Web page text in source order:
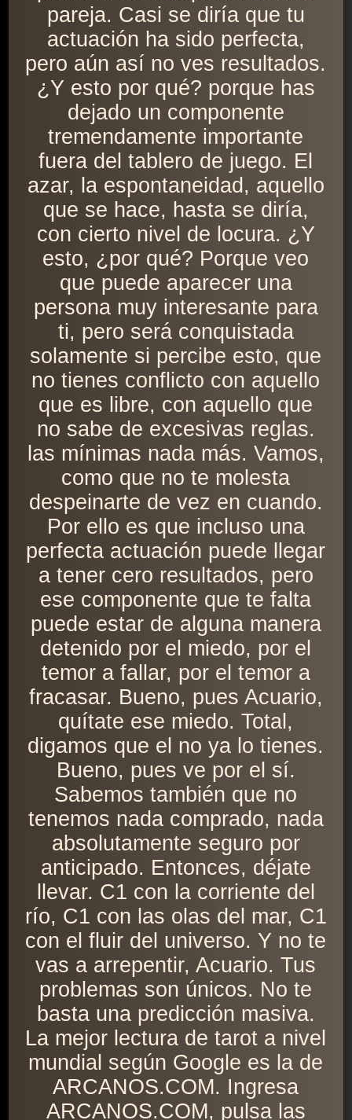
pareja. Casi se diría que tu
actuación ha sido perfecta,
pero aún así no ves resultados.
¿Y esto por qué? porque has
dejado un componente
tremendamente importante
fuera del tablero de juego. El
azar, la espontaneidad, aquello
que se hace, hasta se diría,
con cierto nivel de locura. ¿Y
esto, ¿por qué? Porque veo
que puede aparecer una
persona muy interesante para
ti, pero será conquistada
solamente si percibe esto, que
no tienes conflicto con aquello
que es libre, con aquello que
no sabe de excesivas reglas.
las mínimas nada más. Vamos,
como que no te molesta
despeinarte de vez en cuando.
Por ello es que incluso una
perfecta actuación puede llegar
a tener cero resultados, pero
ese componente que te falta
puede estar de alguna manera
detenido por el miedo, por el
temor a fallar, por el temor a
fracasar. Bueno, pues Acuario,
quítate ese miedo. Total,
digamos que el no ya lo tienes.
Bueno, pues ve por el sí.
Sabemos también que no
tenemos nada comprado, nada
absolutamente seguro por
anticipado. Entonces, déjate
llevar. C1 con la corriente del
río, C1 con las olas del mar, C1
con el fluir del universo. Y no te
vas a arrepentir, Acuario. Tus
problemas son únicos. No te
basta una predicción masiva.
La mejor lectura de tarot a nivel
mundial según Google es la de
ARCANOS.COM. Ingresa
ARCANOS.COM, pulsa las